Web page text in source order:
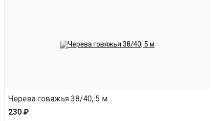
Черева говяжья 38/40, 5 м
230 ₽